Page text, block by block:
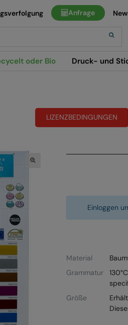
oder Bio Druck- und
Anfrage
LIZENZBEDINGUNGEN
Einloggen
Material
Grammatur
Größe